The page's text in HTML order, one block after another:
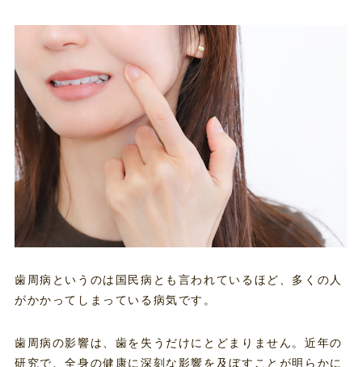
歯周病というのは国民病とも言われているほど、多くの人
がかかってしまっている病気です。
歯周病の影響は、歯を失うだけにとどまりません。近年の
研究で、全身の健康に深刻な影響を及ぼすことが明らかに